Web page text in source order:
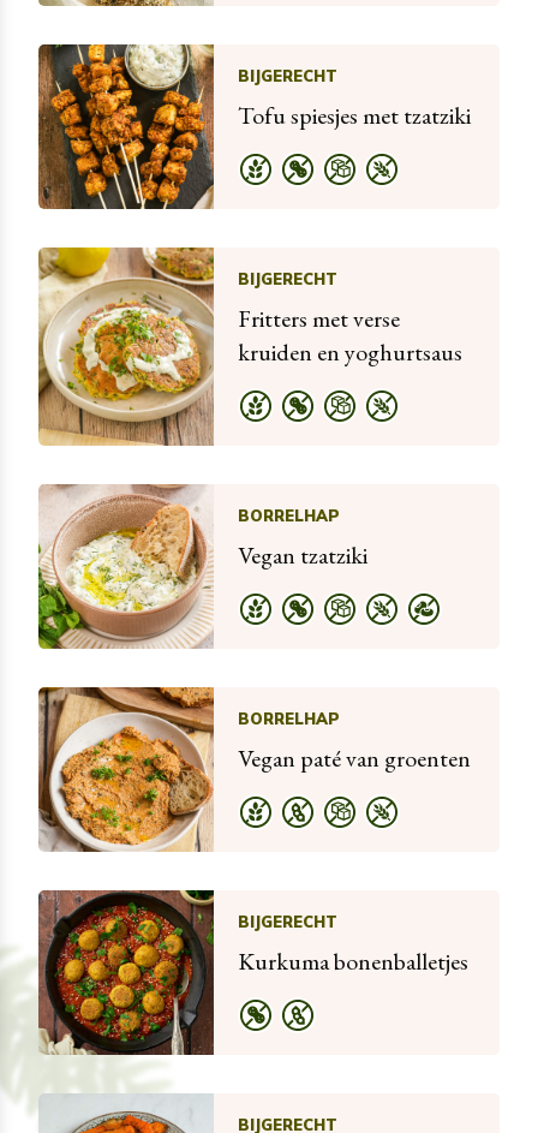
BIJGERECHT
Tofu spiesjes met tzatziki
BIJGERECHT
Fritters met verse
kruiden en yoghurtsaus
BORRELHAP
Vegan tzatziki
BORRELHAP
Vegan paté van groenten
BIJGERECHT
Kurkuma bonenballetjes
BIJGERECHT